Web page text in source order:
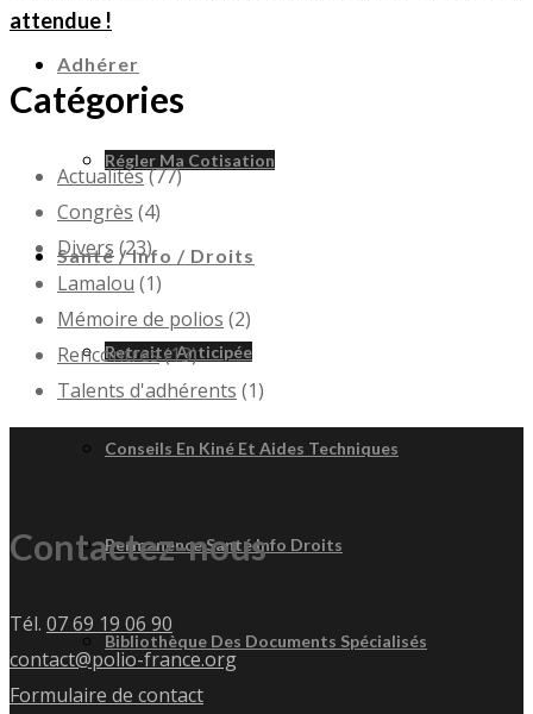
Adhérer
Régler Ma Cotisation
Santé / Info / Droits
Retraite Anticipée
Conseils En Kiné Et Aides Techniques
Permanence Santé Info Droits
Bibliothèque Des Documents Spécialisés
attendue !
Catégories
Actualités(77)
Congrès (4)
Divers (23)
Lamalou (1)
Mémoire de polios (2)
Rencontres(13)
Talents d'adhérents (1)
Contactez-nous
Tél. 07 69 19 06 90
contact@polio-france.org
Formulaire de contact